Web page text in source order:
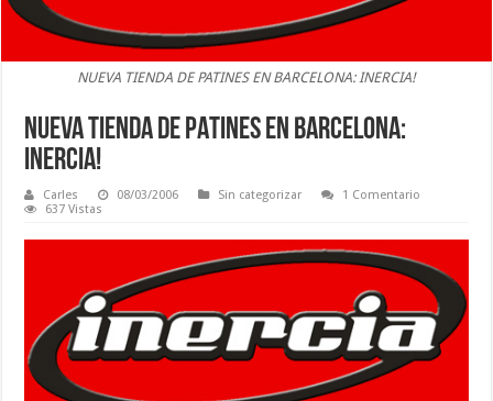
NUEVA TIENDA DE PATINES EN BARCELONA: INERCIA!
NUEVA TIENDA DE PATINES EN BARCELONA:
INERCIA!
Carles 08/03/2006 Sin categorizar
1 Comentario
637 Vistas